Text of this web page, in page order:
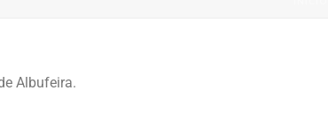
Albufeira.